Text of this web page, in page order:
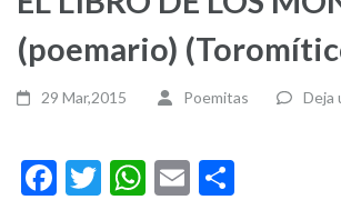
(poemario)
29 Mar,2015 Poemitas Deja
Facebook
Twitter
WhatsApp
Email